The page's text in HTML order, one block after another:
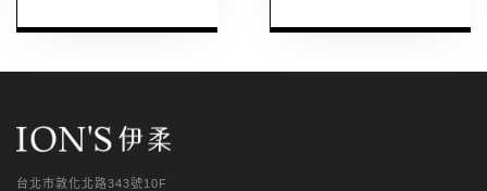
台北市敦化北路343號10F